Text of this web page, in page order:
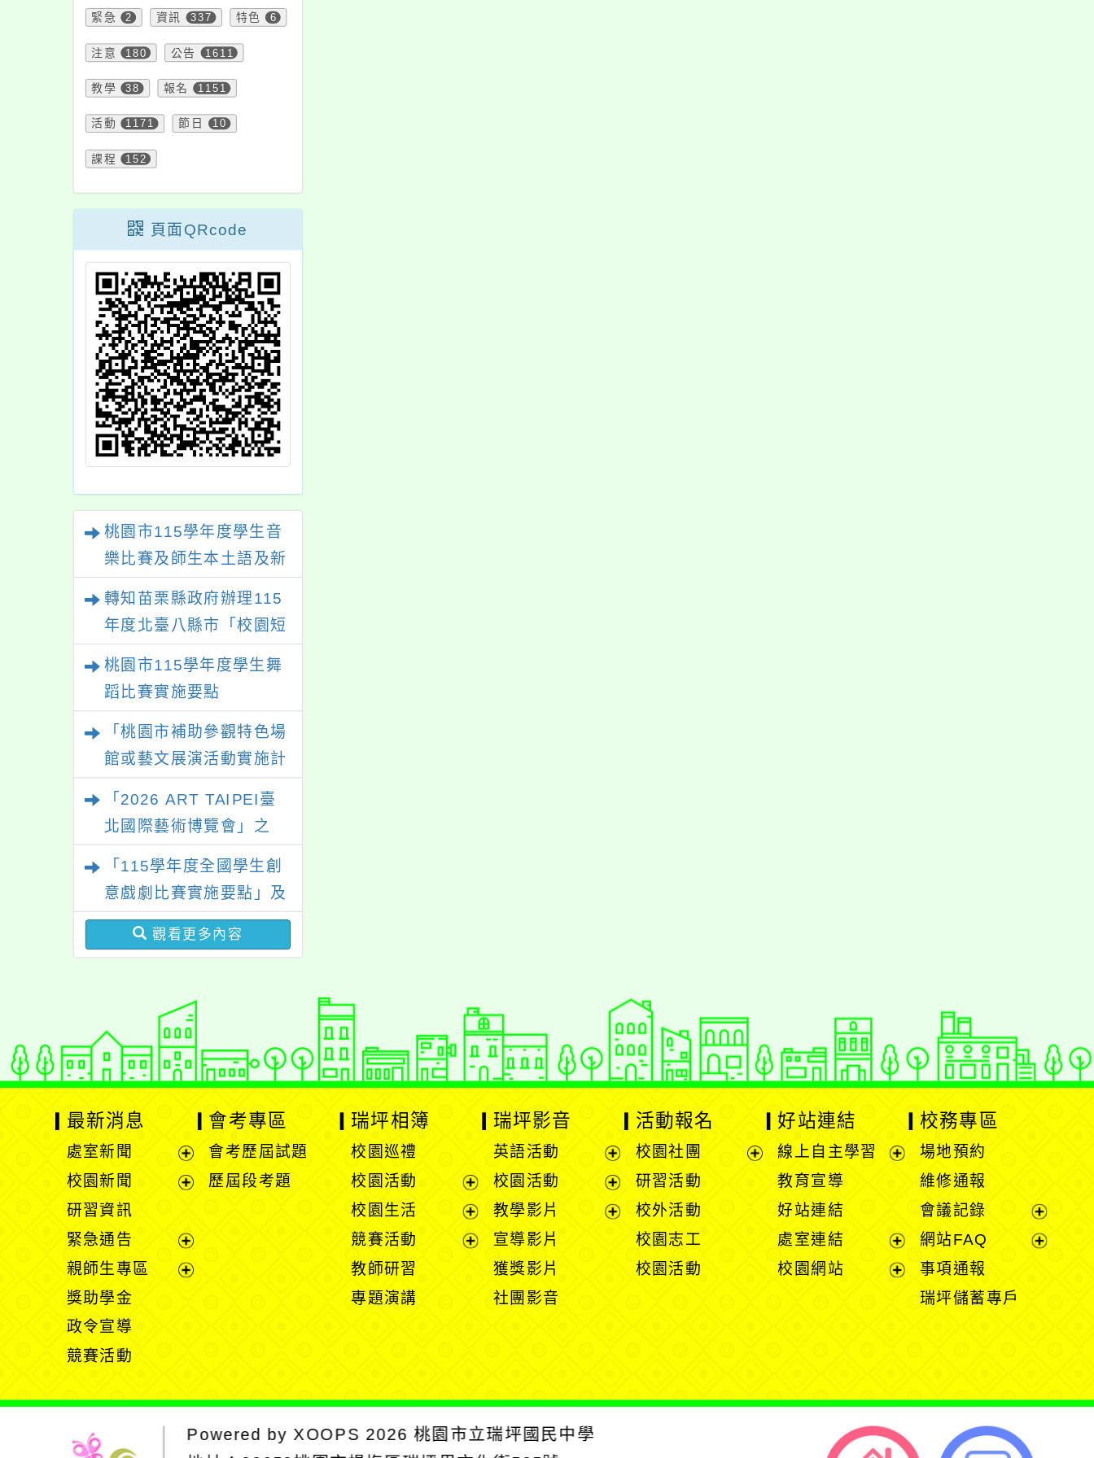
緊急 2 資訊 337 特色 6
注意 180 公告 1611
教學 38 報名 1151
活動 1171 節日 10
課程 152
頁面QRcode
桃園市115學年度學生音
樂比賽及師生本土語及新
轉知苗栗縣政府辦理115
年度北臺八縣市「校園短
影音徵選活動-情緒守門
員」簡章及活動海報，歡
迎學生踴躍報名參加。
桃園市115學年度學生舞
蹈比賽實施要點
「桃園市補助參觀特色場
館或藝文展演活動實施計
「2026 ART TAIPEI臺
北國際藝術博覽會」之
「115學年度全國學生創
意戲劇比賽實施要點」及
修正內容對照表
觀看更多內容
最新消息
處室新聞
展
開
單
校園新聞
選
單
研習資訊
緊急通告
展
開
親師生專區
獎助學金
政令宣導
競賽活動
會考專區
會考歷屆試題
歷屆段考題
瑞坪相簿
校園巡禮
校園活動
展
開
選
校園生活
展
開
競賽活動
教師研習
專題演講
瑞坪影音
英語活動
展
開
選
校園活動
展
開
教學影片
宣導影片
獲獎影片
社團影音
活動報名
校園社團
研習活動
校外活動
校園志工
校園活動
好站連結
線上自主學習
單
教育宣導
好站連結
處室連結
展
校園網站
校務專區
場地預約
維修通報
會議記錄
展
開
網站FAQ
事項通報
瑞坪儲蓄專戶
Powered by XOOPS 2026桃園市立瑞坪國民中學